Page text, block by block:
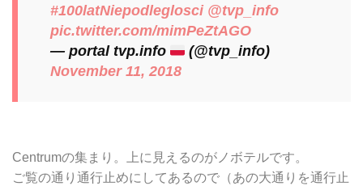
#100latNiepodleglosci @tvp_info
pic.twitter.com/mimPeZtAGO
— portal tvp.info
(@tvp_info)
November 11, 2018
Centrumの集まり。上に見えるのがノボテルです。
ご覧の通り通行止めにしてあるので（あの大通りを通行止